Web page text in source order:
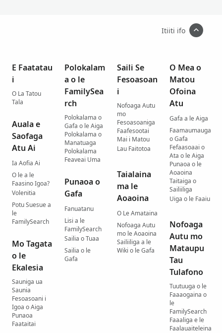
Itiiti ifo
E Faatatau
i
O La Tatou
Tala
Auala e
Saofaga
Atu Ai
Ia Aofia Ai
O le a le
Faasino Igoa?
Volenitia
Potu Suesue a
le
FamilySearch
Mo Tagata
o le
Ekalesia
Sauniga ua
Saunia
Fesoasoani i
Igoa o Aiga
Punaoa
Faataitai
Polokalam
a o le
FamilySea
rch
Polokalama o
Gafa o le Aiga
Polokalama o
Manatuaga
Polokalama
Feaveai Uma
Punaoa o
Gafa
Fanuatanu
Lisi a le
FamilySearch
Sailia o Tuaa
Sailia o le
Gafa
Saili Se
Fesoasoan
i
Nofoaga Autu
mo
Fesoasoaniga
Faafesootai
Mai i Matou
Lau Faitotoa
Taialaina
ma le
Aoaoina
O Le Amataina
Nofoaga Autu
mo le Aoaoina
Sailiiliga a le
Wiki o le Gafa
O Mea o
Matou
Ofoina
Atu
Gafa a le Aiga
Faamaumauga
o Gafa
Fefaasoaai o
Ata o le Aiga
Punaoa o le
Aoaoina
Taitaiga o
Sailiiliga
Uiga o le Faaiu
Nofoaga
Autu mo
Mataupu
Tau
Tulafono
Tuutuuga o le
Faaaogaina o
le
FamilySearch
Faaaliga e le
Faalauaiteleina